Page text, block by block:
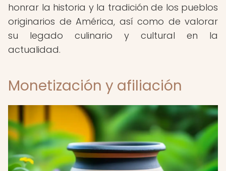
honrar la historia y la tradición de los pueblos
originarios de América, así como de valorar
su legado culinario y cultural en la
actualidad.
Monetización y afiliación